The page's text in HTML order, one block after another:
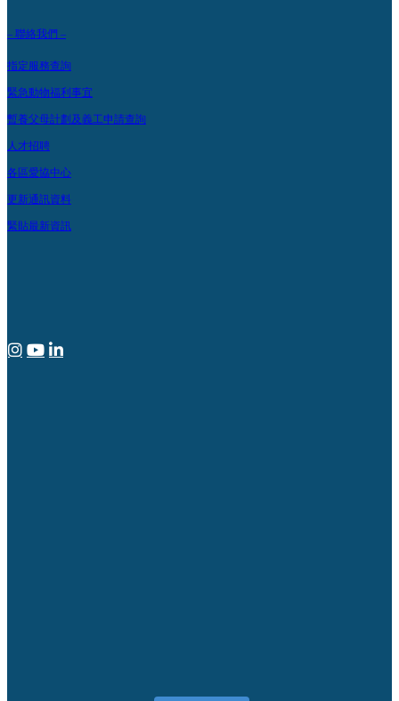
– 聯絡我們 –
指定服務查詢
緊急動物福利事宜
暫養父母計劃及義工申請查詢
人才招聘
各區愛協中心
更新通訊資料
緊貼最新資訊